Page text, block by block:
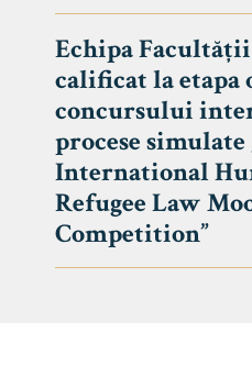
Echipa
calificat la etapa
concursului
procese
International
Refugee Law
Competition”